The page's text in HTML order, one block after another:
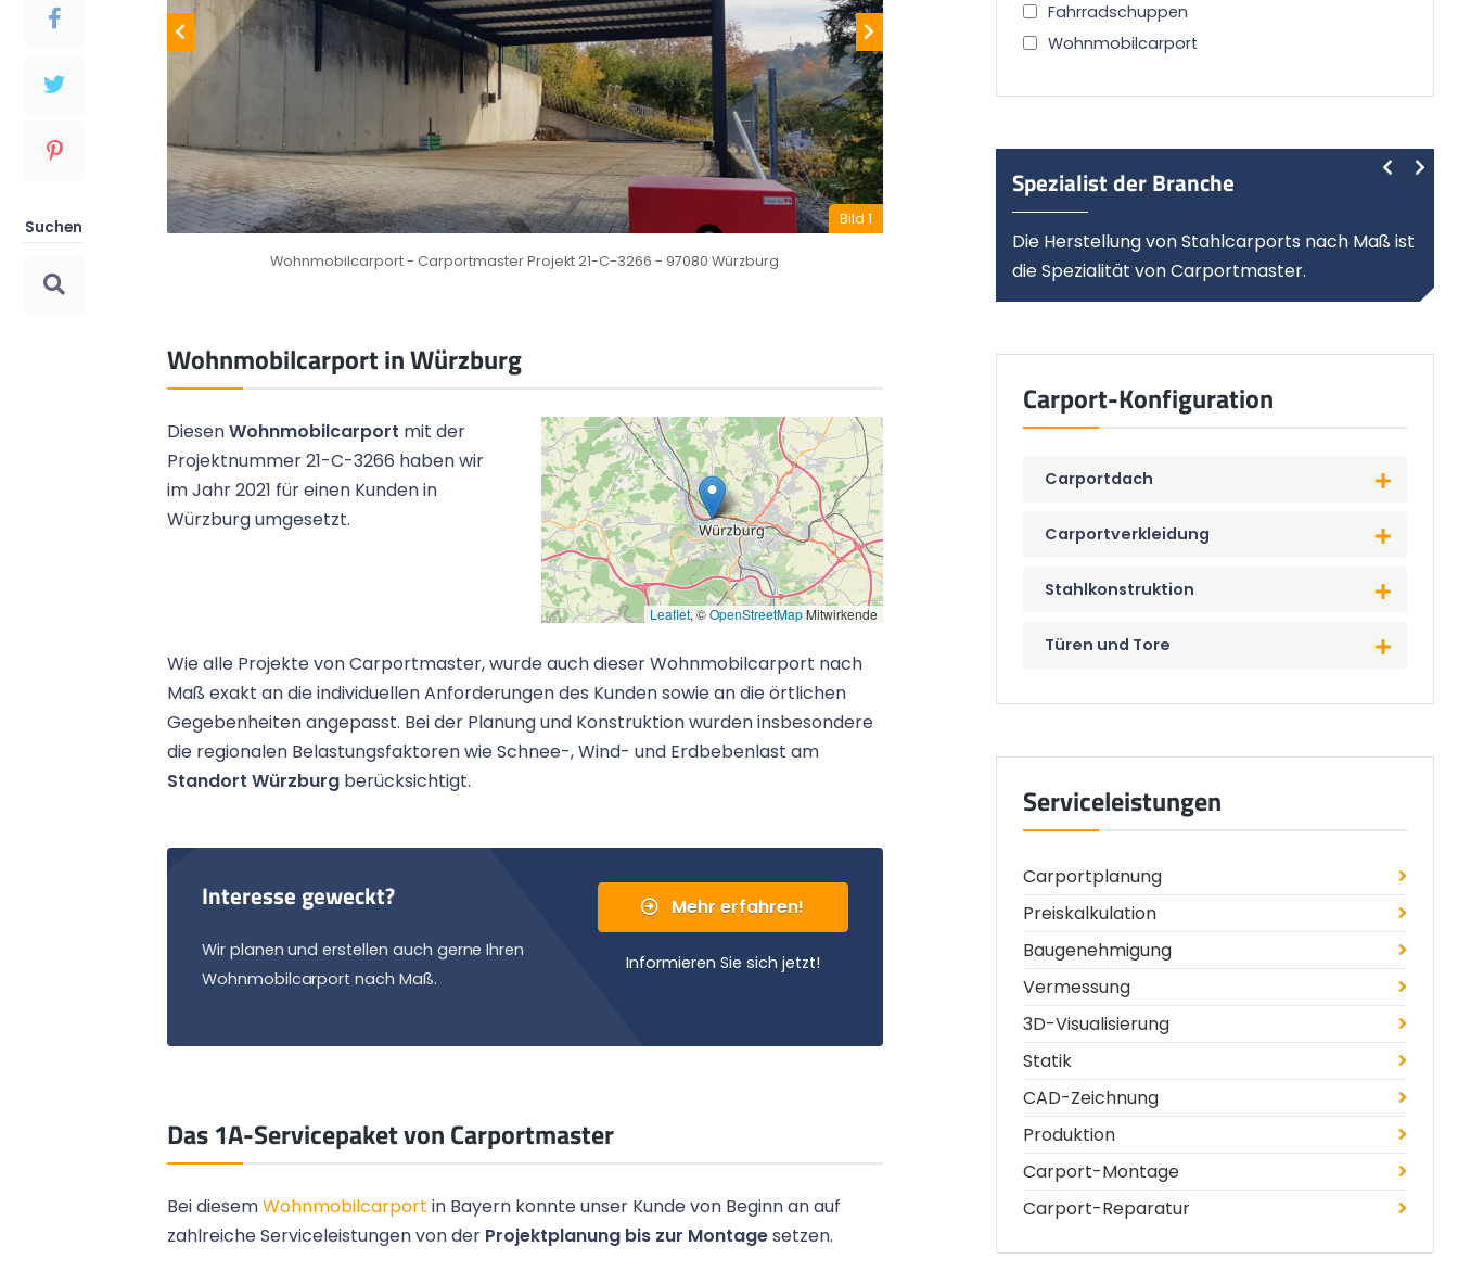
Suchen Bild 2
Wohnmobilcarport - Carportmaster Projekt 21-C-3266 - 97080 Würzburg
Wohnmobilcarport in Würzburg
DiesenWohnmobilcarport mit der
Projektnummer 21-C-3266 haben wir
im Jahr 2021 für einen Kunden in
Würzburg umgesetzt.
Leaflet, ©OpenStreetMapMitwirkende
Wie alle Projekte von Carportmaster, wurde auch dieser Wohnmobilcarport nach
Maß exakt an die individuellen Anforderungen des Kunden sowie an die örtlichen
Gegebenheiten angepasst. Bei der Planung und Konstruktion wurden insbesondere
die regionalen Belastungsfaktoren wie Schnee-, Wind- und Erdbebenlast am
Standort Würzburgberücksichtigt.
Interesse geweckt?
Wir planen und erstellen auch gerne Ihren
Wohnmobilcarport nach Maß.
Mehr erfahren!
Informieren Sie sich jetzt!
Das 1A-Servicepaket von Carportmaster
Bei diesemWohnmobilcarport in Bayern konnte unser Kunde von Beginn an auf
zahlreiche Serviceleistungen von der Projektplanung bis zur Montagesetzen.
Fahrradschuppen
Wohnmobilcarport
Top Preis-Leistungs-Verhältnis
Das Preis-Leistungs-Verhältnis überzeugt
unsere Kunden immer wieder.
Keine Anzahlungen
Bezahlung der Rechnung erst nach Lieferung
und Montage.
Spezialist der Branche
Die Herstellung von Stahlcarports nach Maß ist
die Spezialität von Carportmaster.
Carport-Konfiguration
Carportdach
Carportverkleidung
Stahlkonstruktion
Türen und Tore
Serviceleistungen
Carportplanung
Preiskalkulation
Baugenehmigung
Vermessung
3D-Visualisierung
Statik
CAD-Zeichnung
Produktion
Carport-Montage
Carport-Reparatur